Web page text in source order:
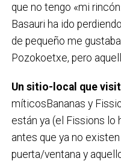
que no tengo «mi
Basauri ha ido
de pequeño me
Pozokoetxe, pero
Un sitio-local que
míticosBananas y
están ya (el Fissions lo
antes que ya no
puerta/ventana y